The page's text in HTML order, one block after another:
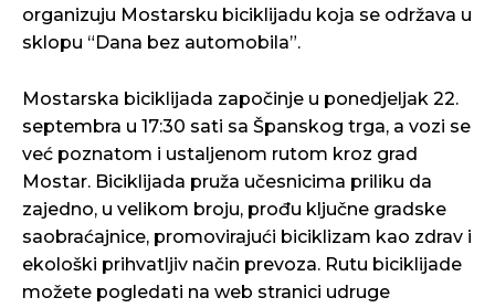
organizuju Mostarsku biciklijadu koja se održava u
sklopu “Dana bez automobila”.
Mostarska biciklijada započinje u ponedjeljak 22.
septembra u 17:30 sati sa Španskog trga, a vozi se
već poznatom i ustaljenom rutom kroz grad
Mostar. Biciklijada pruža učesnicima priliku da
zajedno, u velikom broju, prođu ključne gradske
saobraćajnice, promovirajući biciklizam kao zdrav i
ekološki prihvatljiv način prevoza. Rutu biciklijade
možete pogledati na web stranici udruge